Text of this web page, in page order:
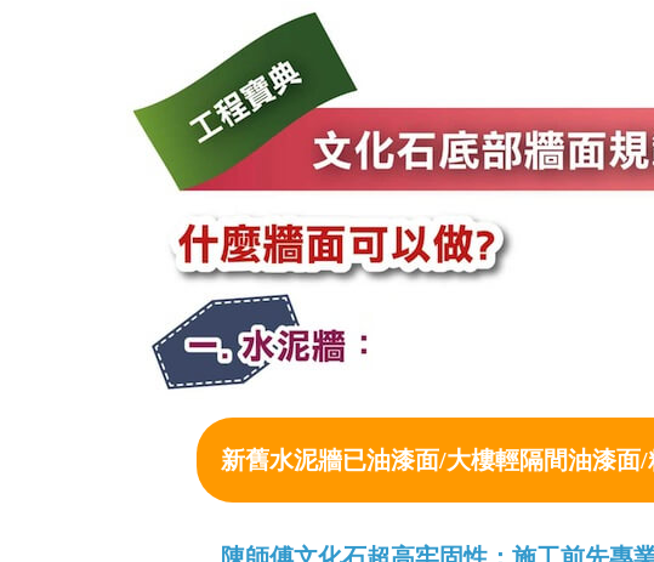
新舊水泥牆已油漆面/大樓輕隔間油漆面